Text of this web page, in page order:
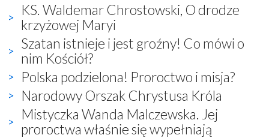
KS. Waldemar Chrostowski, O drodze
krzyżowej Maryi
Szatan istnieje i jest groźny! Co mówi o
nim Kościół?
Polska podzielona! Proroctwo i misja?
Narodowy Orszak Chrystusa Króla
Mistyczka Wanda Malczewska. Jej
proroctwa właśnie się wypełniają